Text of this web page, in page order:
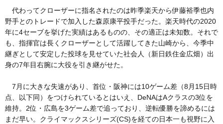
代わってクローザーに指名されたのは昨季楽天から伊藤裕季也内
野手とのトレードで加入した森原康平投手だった。楽天時代の2020
年に4セーブを挙げた実績はあるものの、その適正は未知数。それで
も、指揮官は長くクローザーとして活躍してきた山崎から、今季中
継ぎとして安定した投球を見せていた社会人（新日鉄住金広畑）出
身の7年目右腕に大役を引き継がせた。
7月に大きな失速があり、首位・阪神には10ゲーム差（8月15日時
点、以下同）をつけられているとはいえ、DeNAはAクラスの3位を
維持。2位・広島を3ゲーム差で追っており、逆転優勝を諦めるには
まだ早い。クライマックスシリーズ(CS)を経ての日本一も視野に入